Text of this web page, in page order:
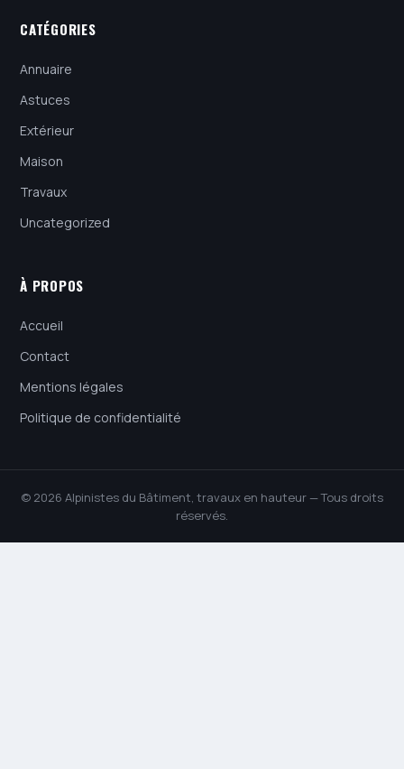
CATÉGORIES
Annuaire
Astuces
Extérieur
Maison
Travaux
Uncategorized
À PROPOS
Accueil
Contact
Mentions légales
Politique de confidentialité
© 2026 Alpinistes du Bâtiment, travaux en hauteur — Tous droits
réservés.